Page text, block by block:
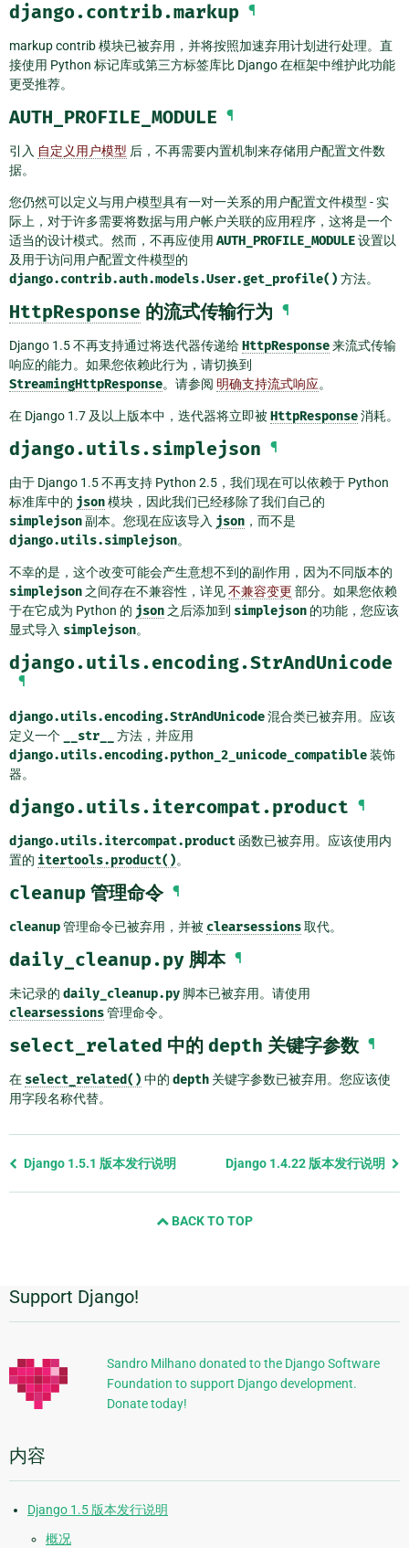
django.contrib.markup ¶
markup contrib 模块已被弃用，并将按照加速弃用计划进行处理。直
接使用 Python 标记库或第三方标签库比 Django 在框架中维护此功能
更受推荐。
AUTH_PROFILE_MODULE ¶
引入 自定义用户模型 后，不再需要内置机制来存储用户配置文件数
据。
您仍然可以定义与用户模型具有一对一关系的用户配置文件模型 - 实
际上，对于许多需要将数据与用户帐户关联的应用程序，这将是一个
适当的设计模式。然而，不再应使用 AUTH_PROFILE_MODULE设置以
及用于访问用户配置文件模型的
django.contrib.auth.models.User.get_profile() 方法。
HttpResponse 的流式传输行为 ¶
Django 1.5 不再支持通过将迭代器传递给HttpResponse来流式传输
响应的能力。如果您依赖此行为，请切换到
StreamingHttpResponse。请参阅 明确支持流式响应。
在 Django 1.7 及以上版本中，迭代器将立即被 HttpResponse消耗。
django.utils.simplejson ¶
由于 Django 1.5 不再支持 Python 2.5，我们现在可以依赖于 Python
标准库中的 json模块，因此我们已经移除了我们自己的
simplejson副本。您现在应该导入 json ，而不是
django.utils.simplejson。
不幸的是，这个改变可能会产生意想不到的副作用，因为不同版本的
simplejson 之间存在不兼容性，详见不兼容变更 部分。如果您依赖
于在它成为 Python 的 json 之后添加到 simplejson 的功能，您应该
显式导入 simplejson。
django.utils.encoding.StrAndUnicode
¶
django.utils.encoding.StrAndUnicode混合类已被弃用。应该
定义一个
__str__ 方法，并应用
django.utils.encoding.python_2_unicode_compatible装饰
器。
django.utils.itercompat.product ¶
django.utils.itercompat.product 函数已被弃用。应该使用内
置的 itertools.product()。
cleanup 管理命令 ¶
cleanup管理命令已被弃用，并被 clearsessions取代。
daily_cleanup.py 脚本 ¶
未记录的 daily_cleanup.py 脚本已被弃用。请使用
clearsessions管理命令。
select_related 中的 depth 关键字参数 ¶
在 select_related() 中的 depth 关键字参数已被弃用。您应该使
用字段名称代替。
Previous
Django 1.5.1 版本发行说明 Django 1.4.22 版本发行说明
BACK TO TOP
附
加
信
息
Support Django!
Sandro Milhano donated to the Django Software
Foundation to support Django development.
Donate today!
内容
Django 1.5 版本发行说明
概况